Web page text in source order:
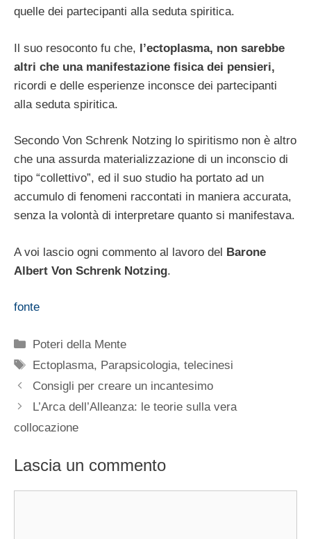
quelle dei partecipanti alla seduta spiritica.
Il suo resoconto fu che, l’ectoplasma, non sarebbe
altri che una manifestazione fisica dei pensieri,
ricordi e delle esperienze inconsce dei partecipanti
alla seduta spiritica.
Secondo Von Schrenk Notzing lo spiritismo non è altro
che una assurda materializzazione di un inconscio di
tipo “collettivo”, ed il suo studio ha portato ad un
accumulo di fenomeni raccontati in maniera accurata,
senza la volontà di interpretare quanto si manifestava.
A voi lascio ogni commento al lavoro del Barone
Albert Von Schrenk Notzing.
fonte
Categorie
Poteri della Mente
Tag
Ectoplasma, Parapsicologia,telecinesi
Consigli per creare un incantesimo
L’Arca dell’Alleanza: le teorie sulla vera
collocazione
Lascia un commento